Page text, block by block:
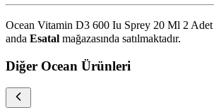
Ocean Vitamin D3 600 Iu Sprey 20 Ml 2 Adet
anda Esatal mağazasında satılmaktadır.
Diğer Ocean Ürünleri